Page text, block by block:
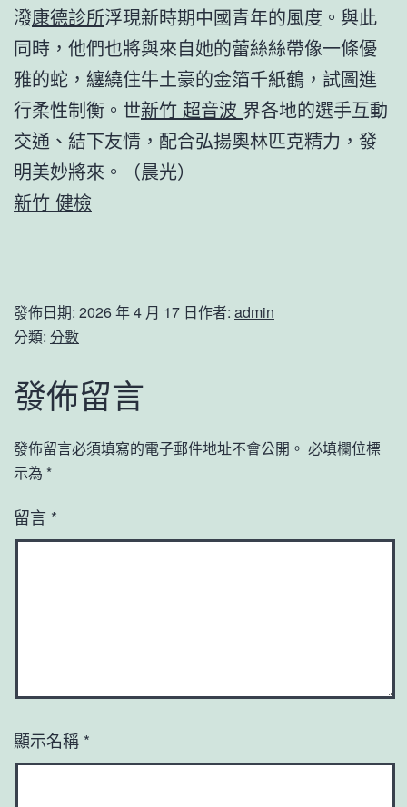
潑康德診所浮現新時期中國青年的風度。與此
同時，他們也將與來自她的蕾絲絲帶像一條優
雅的蛇，纏繞住牛土豪的金箔千紙鶴，試圖進
行柔性制衡。世新竹 超音波 界各地的選手互動
交通、結下友情，配合弘揚奧林匹克精力，發
明美妙將來。（晨光）
新竹 健檢
發佈日期: 2026 年 4 月 17 日作者: admin
分類: 分數
發佈留言
發佈留言必須填寫的電子郵件地址不會公開。 必填欄位標
示為 *
留言 *
顯示名稱 *